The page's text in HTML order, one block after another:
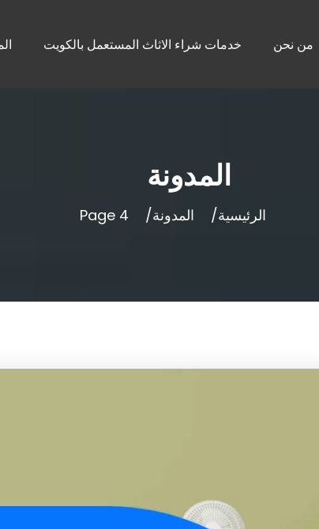
من نحن خدمات شراء الاثاث المستعمل بالكويت
المدونة
الرئيسية المدونة Page 4